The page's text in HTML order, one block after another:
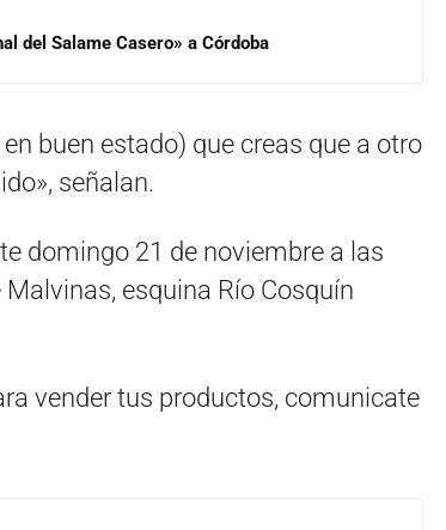
del Salame Casero» a Córdoba
buen estado) que creas que a otro
señalan.
domingo 21 de noviembre a las
esquina Río Cosquín
vender tus productos, comunicate